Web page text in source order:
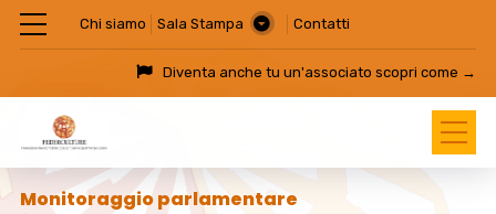
Chi siamo Sala Stampa Contatti
Diventa anche tu un'associatoscopri come →
Monitoraggio parlamentare